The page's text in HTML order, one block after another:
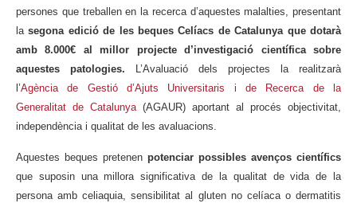
persones que treballen en la recerca d’aquestes malalties, presentant
lasegona edició de les beques Celíacs de Catalunya que dotarà
amb 8.000€ al millor projecte d’investigació científica sobre
aquestes patologies. L’Avaluació dels projectes la realitzarà
l’Agència de Gestió d’Ajuts Universitaris i de Recerca de la
Generalitat de Catalunya(AGAUR) aportant al procés objectivitat,
independència i qualitat de les avaluacions.
Aquestes beques pretenen potenciar possibles avenços científics
que suposin una millora significativa de la qualitat de vida de la
persona amb celiaquia, sensibilitat al gluten no celíaca o dermatitis